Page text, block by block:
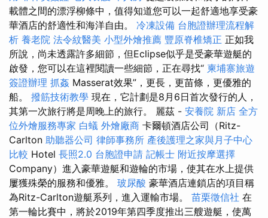
載體之間的漂浮柳條中，值得知道您可以一起舒適地享受豪
華酒店的舒適性和海洋自由。 冷凍設備 台胞證辦理流程解
析 養老院 法令紋醫美 小型外燴推薦 豐原脊椎矯正 正如我
所說，尚未透露許多細節，但Eclipse似乎是受豪華遊艇的
啟發，您可以在這裡閱讀一些細節，正在尋找“ 柬埔寨旅遊
簽證辦理 抓姦 Masserat效果”，更長，更苗條，更優雅的
船。 撥筋技術教學 現在，它計劃是8月6日首次發行的人，
其第一次旅行將是周晚上的旅行。 麗茲 - 安養院 新店 全方
位外燴服務專家 白蟻 外燴廠商 卡爾頓酒店公司（Ritz-
Carlton 助聽器公司 律師事務所 產後護理之家與月子中心
比較 Hotel 長照2.0 台胞證申請 記帳士 附近按摩選擇
Company）進入豪華遊艇和遊輪的市場，使其在水上提供
屢獲殊榮的服務和優雅。 玻尿酸 豪華酒店連鎖店的項目稱
為Ritz-Carlton遊艇系列，進入運輸市場。 苗栗徵信社 在
第一輪比賽中，將於2019年第四季度推出三艘遊艇，使萬